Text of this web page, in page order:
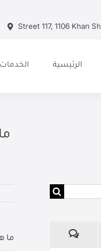
Street 117, 1106 Khan
الرئيسية
ما تعليقات